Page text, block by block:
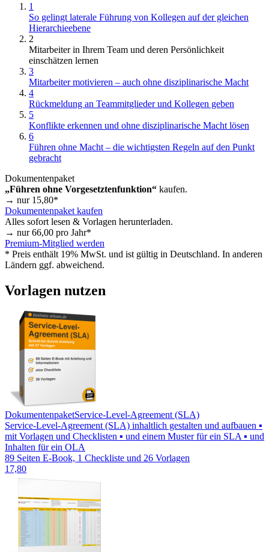
1
So gelingt laterale Führung von Kollegen auf der gleichen
Hierarchieebene
2
Mitarbeiter in Ihrem Team und deren Persönlichkeit
einschätzen lernen
3
Mitarbeiter motivieren – auch ohne disziplinarische Macht
4
Rückmeldung an Teammitglieder und Kollegen geben
5
Konflikte erkennen und ohne disziplinarische Macht lösen
6
Führen ohne Macht – die wichtigsten Regeln auf den Punkt
gebracht
Dokumentenpaket
„Führen ohne Vorgesetztenfunktion“ kaufen.
→ nur 15,80*
Dokumentenpaket kaufen
Alles sofort lesen & Vorlagen herunterladen.
→ nur66,00 pro Jahr*
Premium-Mitglied werden
* Preis enthält 19% MwSt. und ist gültig in Deutschland. In anderen
Ländern ggf. abweichend.
Vorlagen nutzen
DokumentenpaketService-Level-Agreement (SLA)
Service-Level-Agreement (SLA) inhaltlich gestalten und aufbauen ▪
mit Vorlagen und Checklisten ▪ und einem Muster für ein SLA ▪ und
Inhalten für ein OLA
89 Seiten E-Book, 1 Checkliste und 26 Vorlagen
17,80